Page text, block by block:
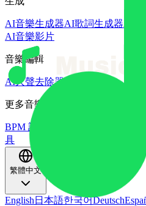
AI音樂生成器AI歌詞生成器 AI
AI音樂影片
音樂編輯
AI人聲去除器
更多音樂工具
BPM 計算機 AI MIDI
具
繁體中文
English 日本語한국어Deutsch